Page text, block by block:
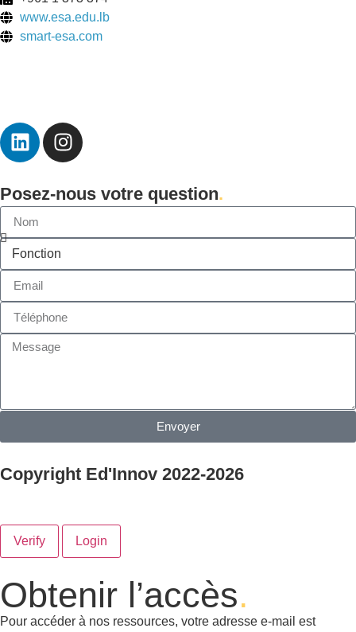
www.esa.edu.lb
smart-esa.com
Posez-nous votre question.
Envoyer
Copyright Ed'Innov 2022-2026
Verify Login
Obtenir l’accès.
Pour accéder à nos ressources, votre adresse e-mail est